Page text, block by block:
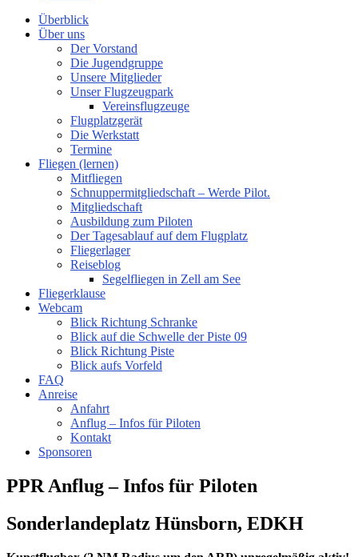
Überblick
Über uns
Der Vorstand
Die Jugendgruppe
Unsere Mitglieder
Unser Flugzeugpark
Vereinsflugzeuge
Flugplatzgerät
Die Werkstatt
Termine
Fliegen (lernen)
Mitfliegen
Schnuppermitgliedschaft – Werde Pilot.
Mitgliedschaft
Ausbildung zum Piloten
Der Tagesablauf auf dem Flugplatz
Fliegerlager
Reiseblog
Segelfliegen in Zell am See
Fliegerklause
Webcam
Blick Richtung Schranke
Blick auf die Schwelle der Piste 09
Blick Richtung Piste
Blick aufs Vorfeld
FAQ
Anreise
Anfahrt
Anflug – Infos für Piloten
Kontakt
Sponsoren
PPR Anflug – Infos für Piloten
Sonderlandeplatz Hünsborn, EDKH